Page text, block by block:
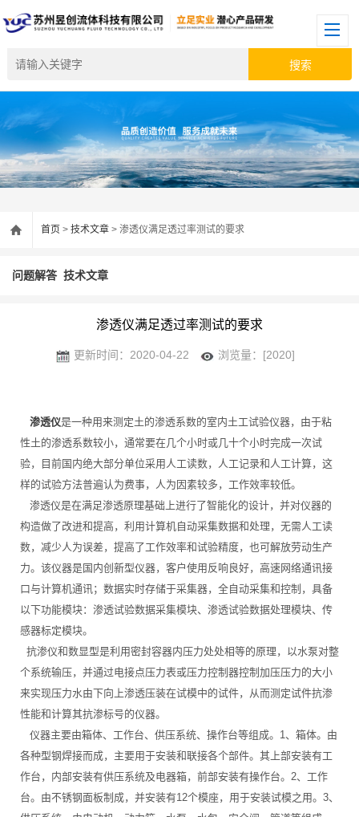
首页 > 技术文章 > 渗透仪满足透过率测试的要求
问题解答 技术文章
渗透仪满足透过率测试的要求
更新时间：2020-04-22 浏览量：[2020]
渗透仪是一种用来测定土的渗透系数的室内土工试验仪器，由于粘
性土的渗透系数较小，通常要在几个小时或几十个小时完成一次试
验，目前国内绝大部分单位采用人工读数，人工记录和人工计算，这
样的试验方法普遍认为费事，人为因素较多，工作效率较低。
渗透仪是在满足渗透原理基础上进行了智能化的设计，并对仪器的
构造做了改进和提高，利用计算机自动采集数据和处理，无需人工读
数，减少人为误差，提高了工作效率和试验精度，也可解放劳动生产
力。该仪器是国内创新型仪器，客户使用反响良好，高速网络通讯接
口与计算机通讯；数据实时存储于采集器，全自动采集和控制，具备
以下功能模块：渗透试验数据采集模块、渗透试验数据处理模块、传
感器标定模块。
抗渗仪和数显型是利用密封容器内压力处处相等的原理，以水泵对整
个系统输压，并通过电接点压力表或压力控制器控制加压压力的大小
来实现压力水由下向上渗透压装在试模中的试件，从而测定试件抗渗
性能和计算其抗渗标号的仪器。
仪器主要由箱体、工作台、供压系统、操作台等组成。1、箱体。由
各种型钢焊接而成，主要用于安装和联接各个部件。其上部安装有工
作台，内部安装有供压系统及电器箱，前部安装有操作台。2、工作
台。由不锈钢面板制成，并安装有12个模座，用于安装试模之用。3、